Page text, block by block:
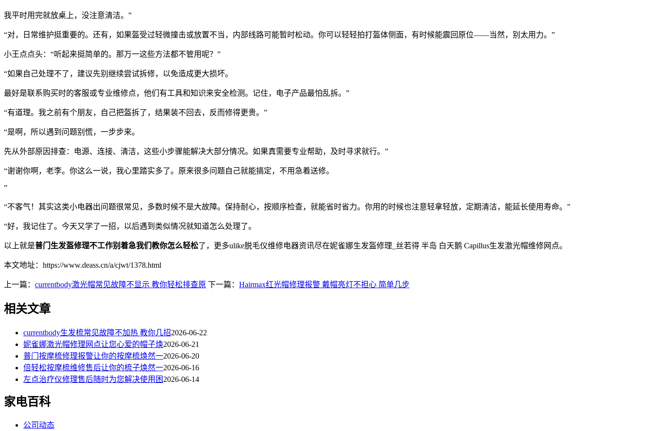
我平时用完就放桌上，没注意清洁。”
“对，日常维护挺重要的。还有，如果盔受过轻微撞击或放置不当，内部线路可能暂时松动。你可以轻轻拍打盔体侧面，有时候能震回原位——当然，别太用力。”
小王点点头：“听起来挺简单的。那万一这些方法都不管用呢？”
“如果自己处理不了，建议先别继续尝试拆修，以免造成更大损坏。
最好是联系购买时的客服或专业维修点，他们有工具和知识来安全检测。记住，电子产品最怕乱拆。”
“有道理。我之前有个朋友，自己把盔拆了，结果装不回去，反而修得更贵。”
“是啊，所以遇到问题别慌，一步步来。
先从外部原因排查：电源、连接、清洁，这些小步骤能解决大部分情况。如果真需要专业帮助，及时寻求就行。”
“谢谢你啊，老李。你这么一说，我心里踏实多了。原来很多问题自己就能搞定，不用急着送修。
”
“不客气！其实这类小电器出问题很常见，多数时候不是大故障。保持耐心，按顺序检查，就能省时省力。你用的时候也注意轻拿轻放，定期清洁，能延长使用寿命。”
“好，我记住了。今天又学了一招，以后遇到类似情况就知道怎么处理了。
以上就是普门生发盔修理不工作别着急我们教你怎么轻松了，更多ulike脱毛仪维修电器资讯尽在妮雀娜生发盔修理_丝若得 半岛 白天鹅 Capillus生发激光帽维修网点。
本文地址：https://www.deass.cn/a/cjwt/1378.html
上一篇： currentbody激光帽常见故障不显示 教你轻松排查原 下一篇： Hairmax红光帽修理报警 戴帽亮灯不担心 简单几步
相关文章
currentbody生发梳常见故障不加热 教你几招2026-06-22
妮雀娜激光帽修理网点让您心爱的帽子焕2026-06-21
普门按摩梳修理报警让你的按摩梳焕然一2026-06-20
倍轻松按摩梳维修售后让你的梳子焕然一2026-06-16
左点治疗仪修理售后随时为您解决使用困 2026-06-14
家电百科
公司动态